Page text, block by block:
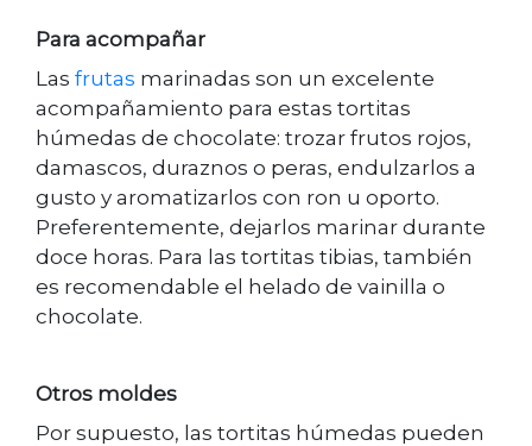
Para acompañar
Las frutas marinadas son un excelente
acompañamiento para estas tortitas
húmedas de chocolate: trozar frutos rojos,
damascos, duraznos o peras, endulzarlos a
gusto y aromatizarlos con ron u oporto.
Preferentemente, dejarlos marinar durante
doce horas. Para las tortitas tibias, también
es recomendable el helado de vainilla o
chocolate.
Otros moldes
Por supuesto, las tortitas húmedas pueden